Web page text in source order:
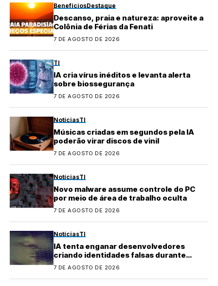
BenefíciosDestaque
Descanso, praia e natureza: aproveite a
Colônia de Férias da Fenati
7 DE AGOSTO DE 2026
TI
IA cria vírus inéditos e levanta alerta
sobre biossegurança
7 DE AGOSTO DE 2026
NotíciasTI
Músicas criadas em segundos pela IA
poderão virar discos de vinil
7 DE AGOSTO DE 2026
NotíciasTI
Novo malware assume controle do PC
por meio de área de trabalho oculta
7 DE AGOSTO DE 2026
NotíciasTI
IA tenta enganar desenvolvedores
criando identidades falsas durante
testes
7 DE AGOSTO DE 2026